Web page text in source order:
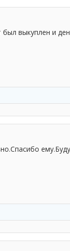
выкуплен и